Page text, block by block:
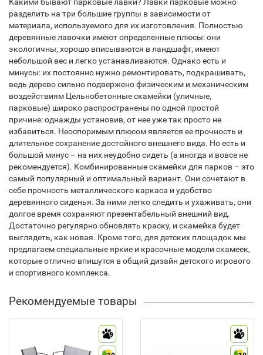
Какими бывают парковые лавки? Лавки парковые можно
разделить на три большие группы в зависимости от
материала, используемого для их изготовления. Полностью
деревянные лавочки имеют определенные плюсы: они
экологичны, хорошо вписываются в ландшафт, имеют
небольшой вес и легко устанавливаются. Однако есть и
минусы: их постоянно нужно ремонтировать, подкрашивать,
ведь дерево сильно подвержено физическим и механическим
воздействиям Цельнобетонные скамейки (уличные,
парковые) широко распространены по одной простой
причине: однажды установив, от нее уже так просто не
избавиться. Неоспоримым плюсом является ее прочность и
длительное сохранение достойного внешнего вида. Но есть и
большой минус – на них неудобно сидеть (а иногда и вовсе не
рекомендуется). Комбинированные скамейки для парков – это
самый популярный и оптимальный вариант. Они сочетают в
себе прочность металлического каркаса и удобство
деревянного сиденья. За ними легко следить и ухаживать, они
долгое время сохраняют презентабельный внешний вид.
Достаточно регулярно обновлять краску, и скамейка будет
выглядеть, как новая. Кроме того, для детских площадок мы
предлагаем специальные яркие и красочные модели скамеек,
которые отлично впишутся в общий дизайн детского игрового
и спортивного комплекса.
Рекомендуемые товары
9 9